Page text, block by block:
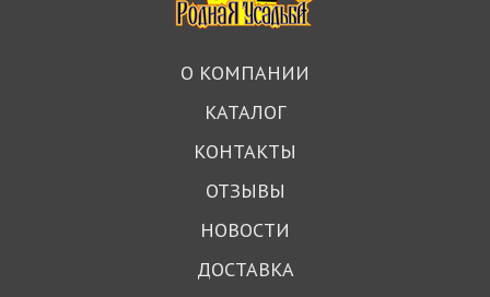
О КОМПАНИИ
КАТАЛОГ
КОНТАКТЫ
ОТЗЫВЫ
НОВОСТИ
ДОСТАВКА